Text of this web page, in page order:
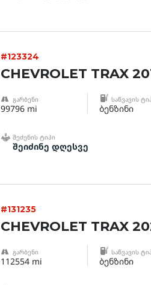
#123324
CHEVROLET TRAX
ᲒᲐᲠᲑᲔᲜᲘ
99796 mi
ᲡᲐᲬᲕᲐᲕᲘᲡ
ბენზინი
ᲨᲔᲫᲔᲜᲘᲡ ᲢᲘᲞᲘ
შეიძინე დღესვე
#131235
CHEVROLET TRAX
ᲒᲐᲠᲑᲔᲜᲘ
112554 mi
ᲡᲐᲬᲕᲐᲕᲘᲡ
ბენზინი